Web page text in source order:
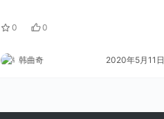
0 0
韩曲奇 2020年5月11日